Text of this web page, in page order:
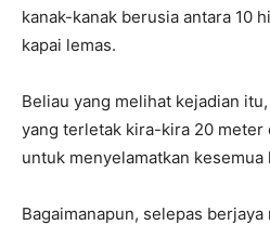
kanak-kanak berusia antara 10
kapai lemas.
Beliau yang melihat kejadian
yang terletak kira-kira 20 meter
untuk menyelamatkan kesemua
Bagaimanapun, selepas